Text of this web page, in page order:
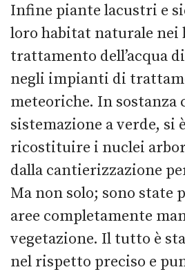
Infine piante lacustri e
loro habitat naturale nei
trattamento dell’acqua
negli impianti di
meteoriche. In sostanza
sistemazione a verde, si
ricostituire i nuclei
dalla cantierizzazione
Ma non solo; sono state
aree completamente
vegetazione. Il tutto è
nel rispetto preciso e